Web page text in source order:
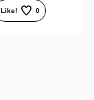
Like! 0